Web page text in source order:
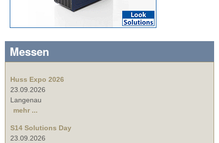
Messen
Huss Expo 2026
23.09.2026
Langenau
mehr ...
S14 Solutions Day
23.09.2026